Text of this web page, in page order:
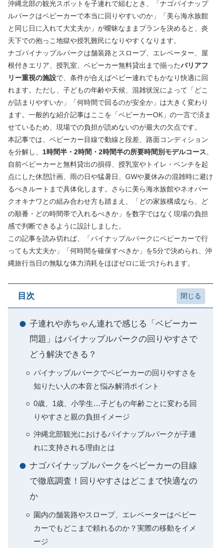
沖縄北部の観光スポットを子連れで組むとき、「ナゴパイナップ
ルパークはベビーカーで本当に回りやすいのか」「美ら海水族館
と同じ日に入れて大丈夫か」が曖昧なままプランを決めると、炎
天下での抱っこ地獄や授乳難民になりやすくなります。
ナゴパイナップルパークは舗装路とスロープ、エレベーター、屋
根付きエリア、授乳室、ベビーカー無料貸出まで揃ったバリアフ
リー重視の施設で、条件が合えばベビー連れでもかなり快適に回
れます。ただし、子どもの年齢や天候、混雑状況によって「どこ
が詰まりやすいか」「何時間で回るのが安全か」は大きく変わり
ます。一般的な紹介記事はここを「ベビーカーOK」の一言で済ま
せているため、現場での負担が読めないのが最大の欠点です。
本記事では、ベビーカー目線で動線と段差、路面コンディション
を分解し、 1時間半・2時間・2時間半の所要時間別モデルコース、
自前ベビーカーと無料貸出の損得、授乳室やトイレ・ベンチを起
点にした休憩計画、雨の日や猛暑日、GWや夏休みの混雑時に避け
るべきルートまで具体化します。さらに美ら海水族館やネオパー
クオキナワとの組み合わせ方も踏まえ、「どの家族構成なら、ど
の順番・どの時間帯で入れるべきか」を数字ではなく現場の負担
感で判断できるように設計しました。
この記事を読み切れば、「パイナップルパークにベビーカーで行
っても大丈夫か」「何時間を確保すべきか」を5分で決められ、沖
縄旅行当日の無駄な体力消耗をほぼゼロに近づけられます。
目次
子連れや赤ちゃん連れで感じる「ベビーカー
問題」はパイナップルパークの回りやすさで
どう解決できる？
パイナップルパークでベビーカーの回りやすさを
知りたい人の本音と悩み解消ポイント
0歳、1歳、小学生…子どもの年齢ごとに変わる回
りやすさと親の負担イメージ
沖縄北部観光におけるパイナップルパークが子連
れに支持される理由とは
ナゴパイナップルパークをベビーカーの目線
で徹底調査！回りやすさはどこまで快適なの
か
園内の舗装路やスロープ、エレベーターはベビー
カーでもどこまで頼れるのか？実際の移動をイメ
ージ